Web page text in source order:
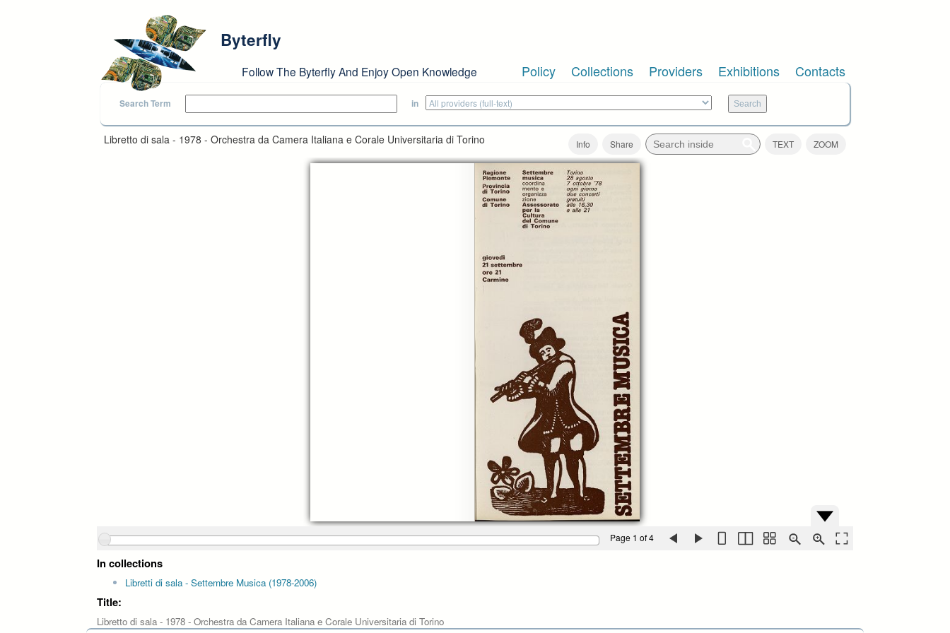
Byterfly
Follow The Byterfly And Enjoy Open Knowledge Policy Collections Providers Exhibitions Contacts
Search Term in
Libretto di sala - 1978 - Orchestra da Camera Italiana e Corale Universitaria di Torino Info Share TEXT ZOOM
Page 1 of 4
In collections
Libretti di sala - Settembre Musica (1978-2006)
Title:
Libretto di sala - 1978 - Orchestra da Camera Italiana e Corale Universitaria di Torino